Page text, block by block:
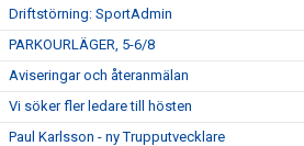
Driftstörning: SportAdmin
PARKOURLÄGER, 5-6/8
Aviseringar och återanmälan
Vi söker fler ledare till hösten
Paul Karlsson - ny Trupputvecklare